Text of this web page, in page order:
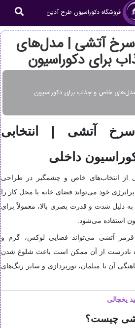
فروشگاه دکوراسیون طرح آذین
سرخ آتشی | مدل‌های
برای دکوراسیون
خاص و جذاب برای دکوراسیون
آتشی | انتخابی
داخلی
از انتخاب‌های خاص و چشمگیر در طراحی
خود می‌تواند فضای خانه یا محل کار را
دلیل شدت و قدرت بصری بالا، معمولاً برای
استفاده می‌شود.
قرمز آتشی می‌تواند فضایی لوکس، گرم و
نادرست از آن ممکن است باعث شلوغ شدن
آن با مبلمان، نورپردازی و سایر رنگ‌های
یخچالی
چیست؟